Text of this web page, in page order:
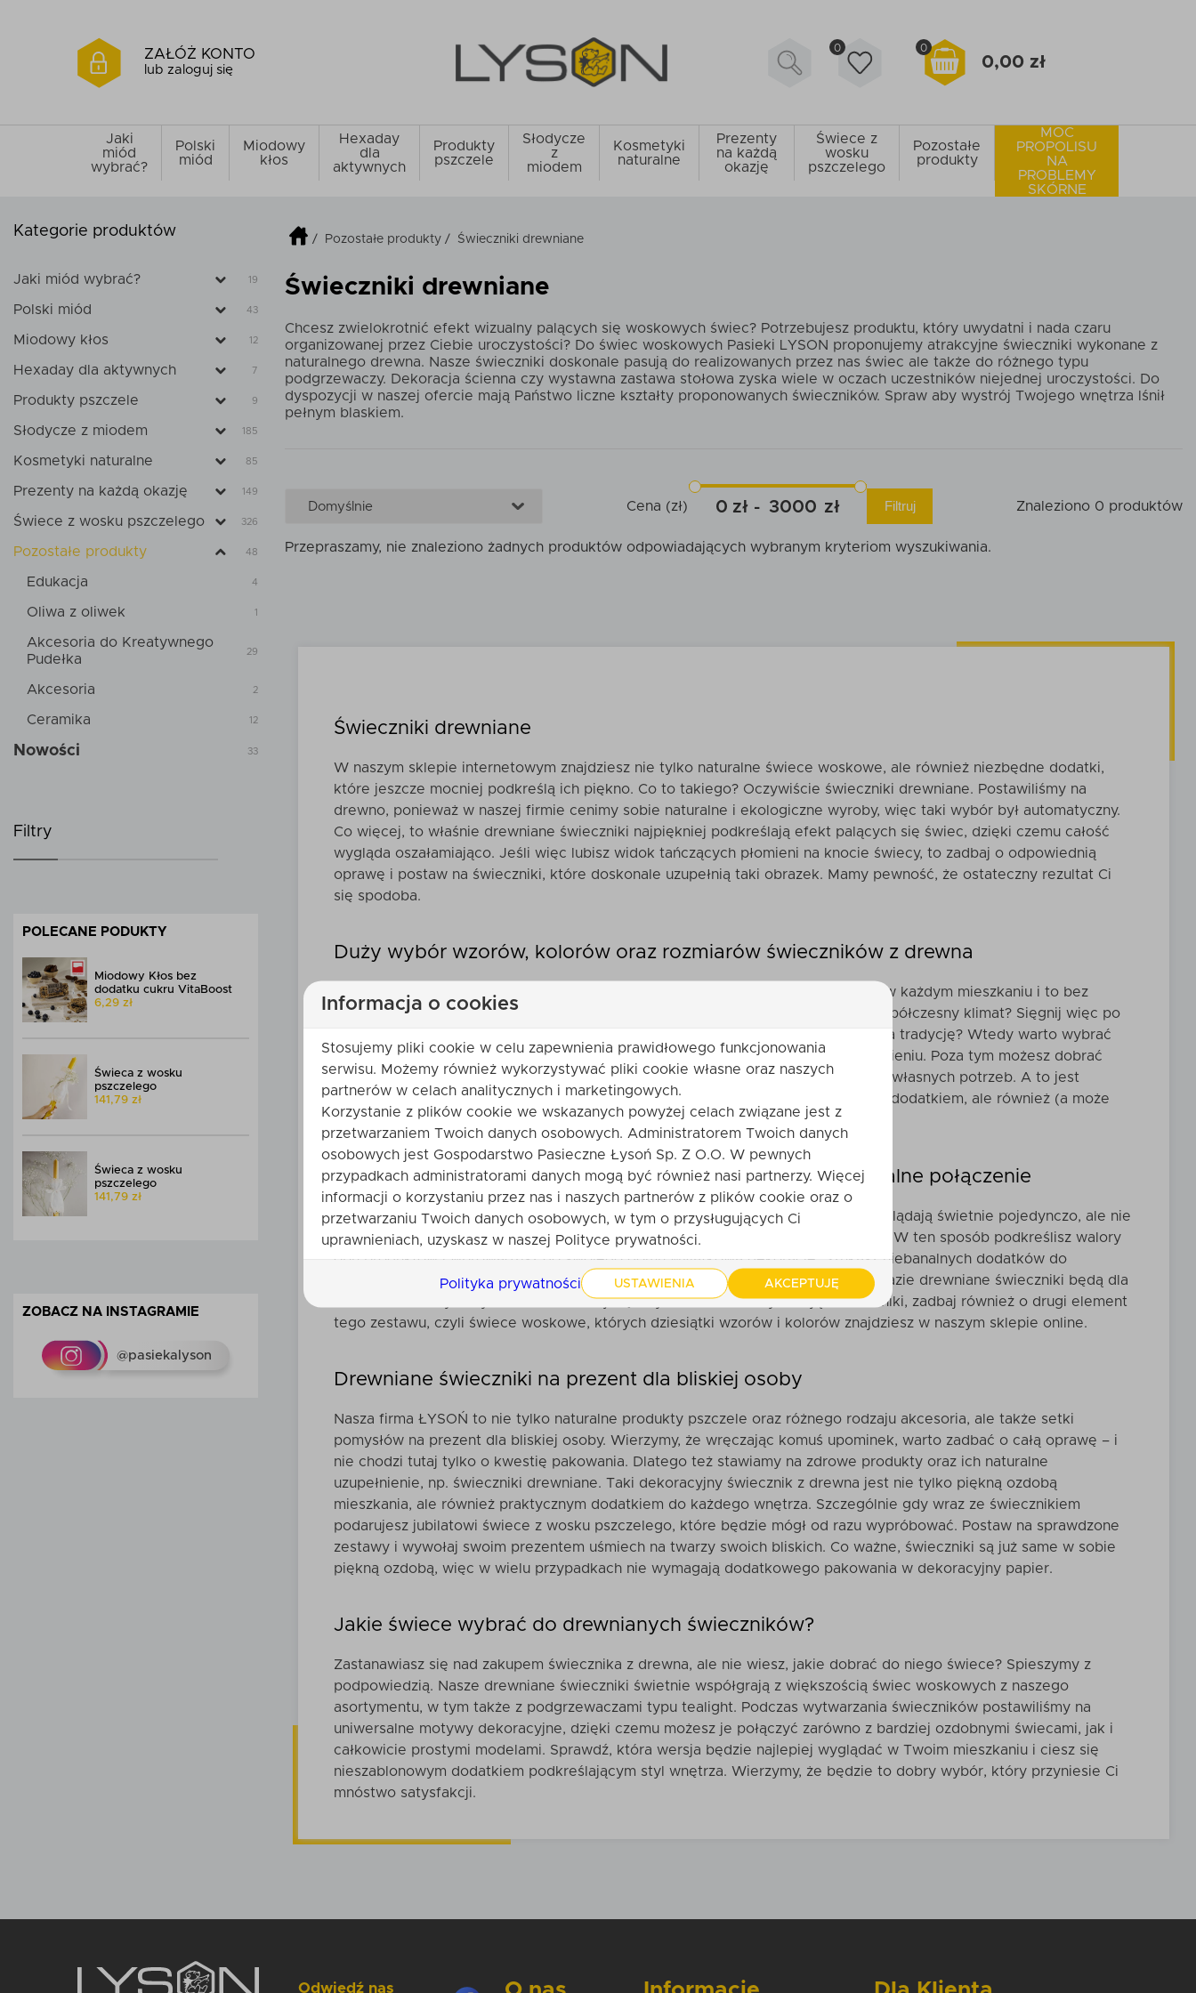
ZAŁÓŻ KONTO
lub zaloguj się
0 0
0,00 zł
Jaki
miód
wybrać?
Polski
miód
Miodowy
kłos
Hexaday
dla
aktywnych
Produkty
pszczele
Słodycze
z
miodem
Kosmetyki
naturalne
Prezenty
na każdą
okazję
Świece z
wosku
pszczelego
Pozostałe
produkty
MOC
PROPOLISU
NA
PROBLEMY
SKÓRNE
Kategorie produktów
Jaki miód wybrać? 19
Polski miód 43
Miodowy kłos 12
Hexaday dla aktywnych 7
Produkty pszczele 9
Słodycze z miodem 185
Kosmetyki naturalne 85
Prezenty na każdą okazję 149
Świece z wosku pszczelego 326
Pozostałe produkty 48
Edukacja 4
Oliwa z oliwek 1
Akcesoria do Kreatywnego
Pudełka
29
Akcesoria 2
Ceramika 12
Nowości 33
Filtry
POLECANE PODUKTY
Miodowy Kłos bez
dodatku cukru VitaBoost
6,29 zł
Świeca z wosku
pszczelego
141,79 zł
Świeca z wosku
pszczelego
141,79 zł
ZOBACZ NA INSTAGRAMIE
@pasiekalyson
/ Pozostałe produkty / Świeczniki drewniane
Świeczniki drewniane
Chcesz zwielokrotnić efekt wizualny palących się woskowych świec? Potrzebujesz produktu, który uwydatni i nada czaru
organizowanej przez Ciebie uroczystości? Do świec woskowych Pasieki LYSON proponujemy atrakcyjne świeczniki wykonane z
naturalnego drewna. Nasze świeczniki doskonale pasują do realizowanych przez nas świec ale także do różnego typu
podgrzewaczy. Dekoracja ścienna czy wystawna zastawa stołowa zyska wiele w oczach uczestników niejednej uroczystości. Do
dyspozycji w naszej ofercie mają Państwo liczne kształty proponowanych świeczników. Spraw aby wystrój Twojego wnętrza lśnił
pełnym blaskiem.
Cena (zł) 0 3000 Filtruj Znaleziono 0 produktów
Przepraszamy, nie znaleziono żadnych produktów odpowiadających wybranym kryteriom wyszukiwania.
Świeczniki drewniane
W naszym sklepie internetowym znajdziesz nie tylko naturalne świece woskowe, ale również niezbędne dodatki,
które jeszcze mocniej podkreślą ich piękno. Co to takiego? Oczywiście świeczniki drewniane. Postawiliśmy na
drewno, ponieważ w naszej firmie cenimy sobie naturalne i ekologiczne wyroby, więc taki wybór był automatyczny.
Co więcej, to właśnie drewniane świeczniki najpiękniej podkreślają efekt palących się świec, dzięki czemu całość
wygląda oszałamiająco. Jeśli więc lubisz widok tańczących płomieni na knocie świecy, to zadbaj o odpowiednią
oprawę i postaw na świeczniki, które doskonale uzupełnią taki obrazek. Mamy pewność, że ostateczny rezultat Ci
się spodoba.
Duży wybór wzorów, kolorów oraz rozmiarów świeczników z drewna
Drewniane świeczniki to ponadczasowy wybór, ponieważ świetnie sprawdza się w każdym mieszkaniu i to bez
względu na jego styl. Wolisz nowoczesne rozwiązania i w Twoim domu panuje współczesny klimat? Sięgnij więc po
białe świeczniki, które świetnie współgrają z takim wnętrzem. A może stawiasz na tradycję? Wtedy warto wybrać
drewniane świeczniki w ich najbardziej naturalnej odsłonie, czyli w brązowym odcieniu. Poza tym możesz dobrać
rozmiar oraz sposób zdobienia, dzięki czemu jeszcze lepiej dopasujesz model do własnych potrzeb. A to jest
przecież najważniejsze, ponieważ świeczniki drewniane są nie tylko praktycznym dodatkiem, ale również (a może
przede wszystkim) przepiękną ozdobą wnętrza.
Naturalne świece woskowe i drewniane świeczniki, czyli idealne połączenie
Zarówno świeczniki drewniane, jak i ekologiczne świece z wosku pszczelego wyglądają świetnie pojedynczo, ale nie
da się ukryć, że to właśnie zestawione ze sobą tworzą najpiękniejsze połączenie. W ten sposób podkreślisz walory
obu produktów i wprowadzisz do swojego domu wyjątkową dekorację. Szukasz niebanalnych dodatków do
mieszkania? A przy okazji chcesz, aby były one niezwykle praktyczne? W takim razie drewniane świeczniki będą dla
. Przekonaj się o tym osobiście. Wybierając świeczniki, zadbaj również o drugi element
tego zestawu, czyli świece woskowe, których dziesiątki wzorów i kolorów znajdziesz w naszym sklepie online.
Drewniane świeczniki na prezent dla bliskiej osoby
Nasza firma ŁYSOŃ to nie tylko naturalne produkty pszczele oraz różnego rodzaju akcesoria, ale także setki
pomysłów na prezent dla bliskiej osoby. Wierzymy, że wręczając komuś upominek, warto zadbać o całą oprawę – i
nie chodzi tutaj tylko o kwestię pakowania. Dlatego też stawiamy na zdrowe produkty oraz ich naturalne
uzupełnienie, np. świeczniki drewniane. Taki dekoracyjny świecznik z drewna jest nie tylko piękną ozdobą
mieszkania, ale również praktycznym dodatkiem do każdego wnętrza. Szczególnie gdy wraz ze świecznikiem
podarujesz jubilatowi świece z wosku pszczelego, które będzie mógł od razu wypróbować. Postaw na sprawdzone
zestawy i wywołaj swoim prezentem uśmiech na twarzy swoich bliskich. Co ważne, świeczniki są już same w sobie
piękną ozdobą, więc w wielu przypadkach nie wymagają dodatkowego pakowania w dekoracyjny papier.
Jakie świece wybrać do drewnianych świeczników?
Zastanawiasz się nad zakupem świecznika z drewna, ale nie wiesz, jakie dobrać do niego świece? Spieszymy z
podpowiedzią. Nasze drewniane świeczniki świetnie współgrają z większością świec woskowych z naszego
asortymentu, w tym także z podgrzewaczami typu tealight. Podczas wytwarzania świeczników postawiliśmy na
uniwersalne motywy dekoracyjne, dzięki czemu możesz je połączyć zarówno z bardziej ozdobnymi świecami, jak i
całkowicie prostymi modelami. Sprawdź, która wersja będzie najlepiej wyglądać w Twoim mieszkaniu i ciesz się
nieszablonowym dodatkiem podkreślającym styl wnętrza. Wierzymy, że będzie to dobry wybór, który przyniesie Ci
mnóstwo satysfakcji.
Odwiedź nas
Informacja o cookies
Stosujemy pliki cookie w celu zapewnienia prawidłowego funkcjonowania
serwisu. Możemy również wykorzystywać pliki cookie własne oraz naszych
partnerów w celach analitycznych i marketingowych.
Korzystanie z plików cookie we wskazanych powyżej celach związane jest z
przetwarzaniem Twoich danych osobowych. Administratorem Twoich danych
osobowych jest Gospodarstwo Pasieczne Łysoń Sp. Z O.O. W pewnych
przypadkach administratorami danych mogą być również nasi partnerzy. Więcej
informacji o korzystaniu przez nas i naszych partnerów z plików cookie oraz o
przetwarzaniu Twoich danych osobowych, w tym o przysługujących Ci
uprawnieniach, uzyskasz w naszej Polityce prywatności.
Polityka prywatności USTAWIENIA AKCEPTUJĘ